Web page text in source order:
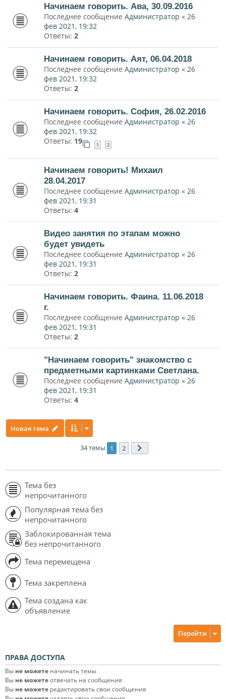
Начинаем говорить. Ава, 30.09.2016
Последнее сообщение Администратор « 26
фев 2021, 19:32
Ответы: 2
Начинаем говорить. Аят, 06.04.2018
Последнее сообщение Администратор « 26
фев 2021, 19:32
Ответы: 2
Начинаем говорить. София, 26.02.2016
Последнее сообщение Администратор « 26
фев 2021, 19:32
Ответы: 19 1 2
Начинаем говорить! Михаил
28.04.2017
Последнее сообщение Администратор « 26
фев 2021, 19:31
Ответы: 4
Видео занятия по этапам можно
будет увидеть
Последнее сообщение Администратор « 26
фев 2021, 19:31
Ответы: 2
Начинаем говорить. Фаина. 11.06.2018
г.
Последнее сообщение Администратор « 26
фев 2021, 19:31
Ответы: 2
"Начинаем говорить" знакомство с
предметными картинками Светлана.
Последнее сообщение Администратор « 26
фев 2021, 19:31
Ответы: 4
Новая тема
34 темы 1 2
Тема без
непрочитанного
Популярная тема без
непрочитанного
Заблокированная тема
без непрочитанного
Тема перемещена
Тема закреплена
Тема создана как
объявление
Перейти
ПРАВА ДОСТУПА
Вы не можете начинать темы
Вы не можетеотвечать на сообщения
Вы не можете редактировать свои сообщения